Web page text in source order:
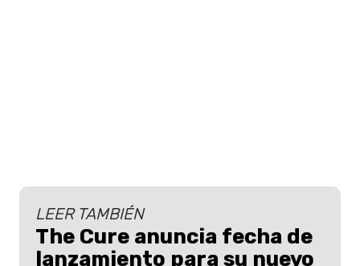
LEER TAMBIÉN
The Cure anuncia fecha de
lanzamiento para su nuevo